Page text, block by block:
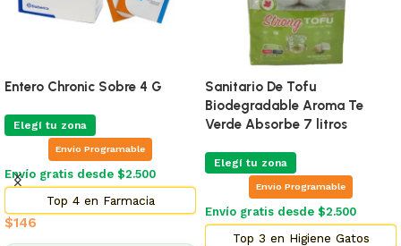
Entero Chronic Sobre 4 G
Elegí tu zona
Envio Programable
Envío gratis desde $2.500
Top 4 en Farmacia
$146
Sanitario De Tofu
Biodegradable Aroma Te
Verde Absorbe 7 litros
Elegí tu zona
Envio Programable
Envío gratis desde $2.500
Top 3 en Higiene Gatos